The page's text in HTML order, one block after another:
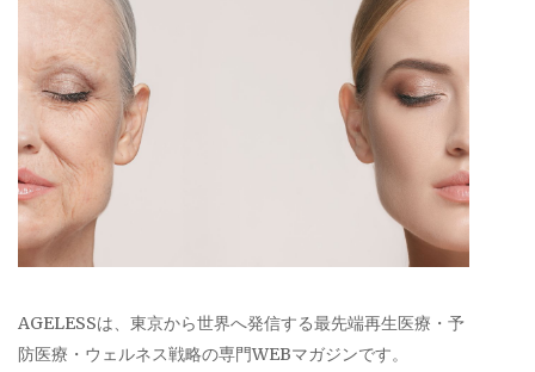
AGELESSは、東京から世界へ発信する最先端再生医療・予
防医療・ウェルネス戦略の専門WEBマガジンです。